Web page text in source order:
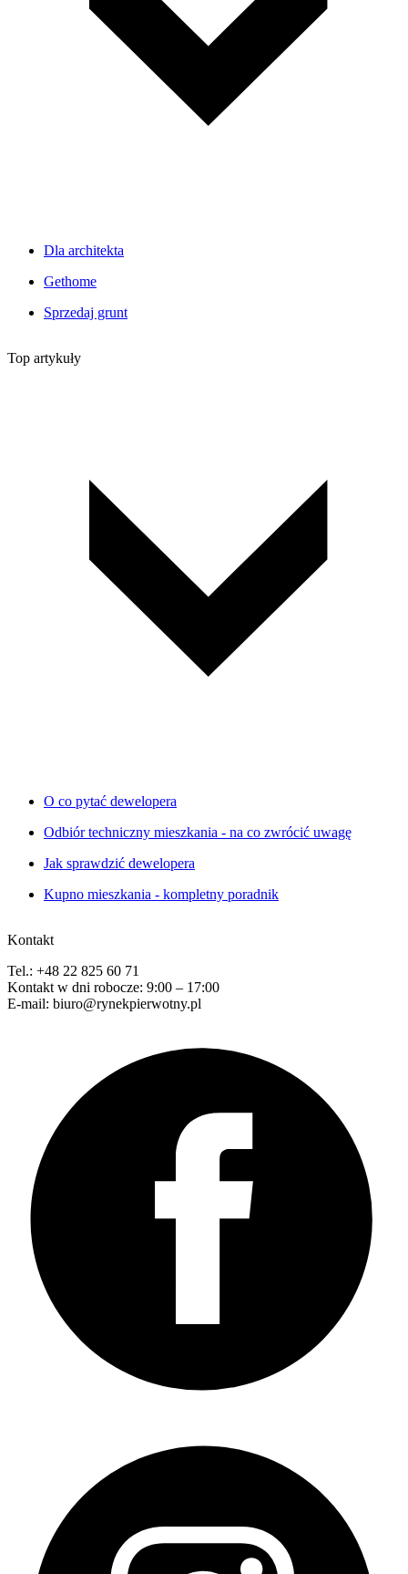
Dla architekta
Gethome
Sprzedaj grunt
Top artykuły
O co pytać dewelopera
Odbiór techniczny mieszkania - na co zwrócić uwagę
Jak sprawdzić dewelopera
Kupno mieszkania - kompletny poradnik
Kontakt
Tel.: +48 22 825 60 71
Kontakt w dni robocze: 9:00 – 17:00
E-mail: biuro@rynekpierwotny.pl